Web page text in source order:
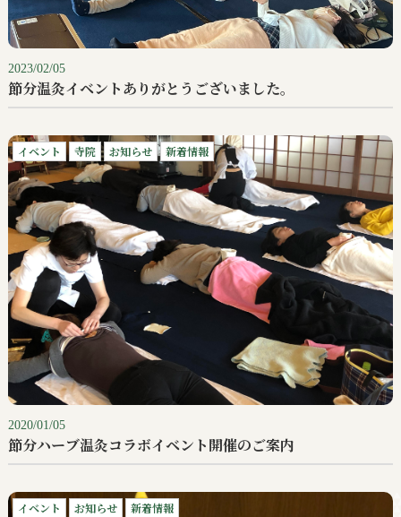
2023/02/05
節分温灸イベントありがとうございました。
イベント 寺院 お知らせ 新着情報
2020/01/05
節分ハーブ温灸コラボイベント開催のご案内
イベント お知らせ 新着情報